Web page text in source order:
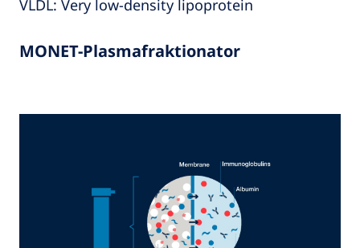
VLDL: Very low‑density lipoprotein
MONET-Plasmafraktionator